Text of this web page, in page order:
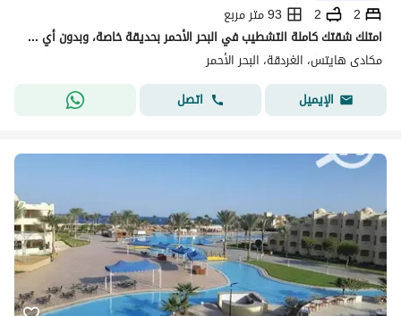
2
2
93 متر مربع
امتلك شقتك كاملة التشطيب في البحر الأحمر بحديقة خاصة، وبدون أي دفعة مقدمة (0% مقدم)
مكادى هايتس، الغردقة، البحر الأحمر
الإيميل
اتصل